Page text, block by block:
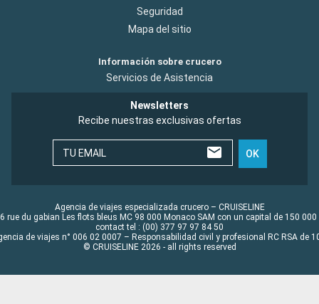
Seguridad
Mapa del sitio
Información sobre crucero
Servicios de Asistencia
Newsletters
Recibe nuestras exclusivas ofertas
TU EMAIL OK
Agencia de viajes especializada crucero – CRUISELINE
rue du gabian Les flots bleus MC 98 000 Monaco SAM con un capital de 150 000
contact tel : (00) 377 97 97 84 50
de viajes n° 006 02 0007 – Responsabilidad civil y profesional RC RSA de
© CRUISELINE 2026 - all rights reserved